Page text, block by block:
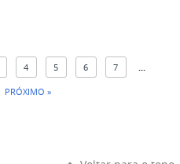
4 5 6 7
PRÓXIMO »